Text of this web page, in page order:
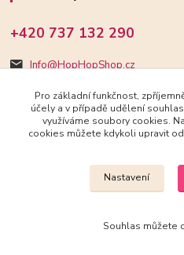
+420 737 132 290
Info@HopHopShop.cz
Upravit
2018-2025
Pro základní funkčnost,
účely a v případě udělení
využíváme soubory cookies.
cookies můžete kdykoli upravit
Nastavení
Souhlas můžete